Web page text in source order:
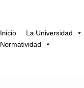
Inicio La Universidad
Normatividad